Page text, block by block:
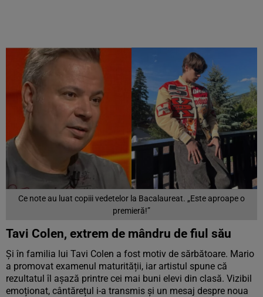
Ce note au luat copiii vedetelor la Bacalaureat. „Este aproape o
premieră!”
Tavi Colen, extrem de mândru de fiul său
Și în familia lui Tavi Colen a fost motiv de sărbătoare. Mario
a promovat examenul maturității, iar artistul spune că
rezultatul îl așază printre cei mai buni elevi din clasă. Vizibil
emoționat, cântărețul i-a transmis și un mesaj despre noua